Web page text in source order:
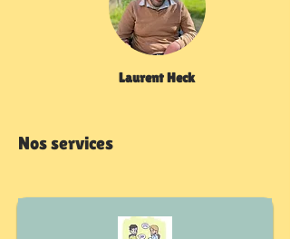
Laurent Heck
Nos services